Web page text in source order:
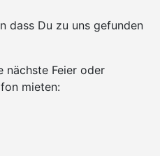
dass Du zu uns gefunden
nächste Feier oder
mieten: